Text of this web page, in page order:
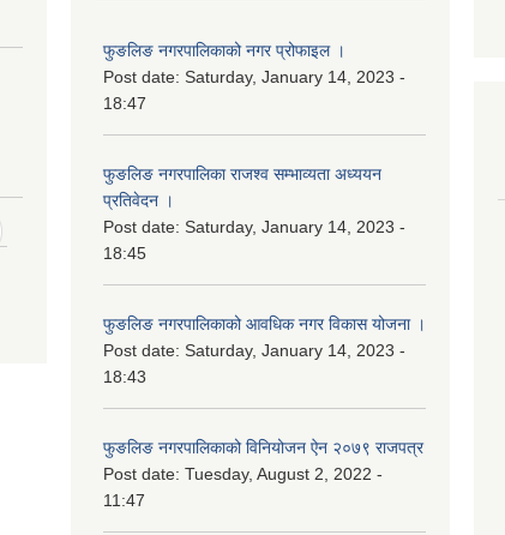
फुङलिङ नगरपालिकाको नगर प्रोफाइल ।
Post date: Saturday, January 14, 2023 -
18:47
फुङलिङ नगरपालिका राजश्व सम्भाव्यता अध्ययन
प्रतिवेदन ।
Post date: Saturday, January 14, 2023 -
18:45
फुङलिङ नगरपालिकाको आवधिक नगर विकास योजना ।
Post date: Saturday, January 14, 2023 -
18:43
फुङलिङ नगरपालिकाको विनियोजन ऐन २०७९ राजपत्र
Post date: Tuesday, August 2, 2022 -
11:47